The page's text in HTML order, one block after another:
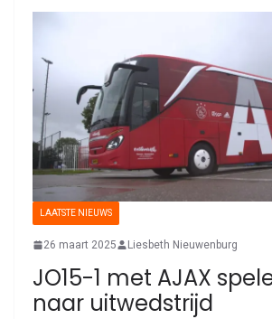
LAATSTE NIEUWS
26 maart 2025 Liesbeth Nieuwenburg
JO15-1 met AJAX
naar uitwedstrijd